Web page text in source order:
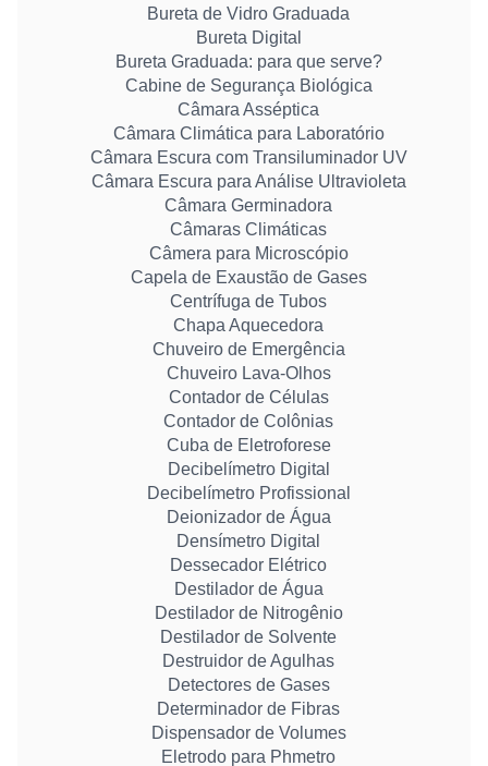
Bureta de Vidro Graduada
Bureta Digital
Bureta Graduada: para que serve?
Cabine de Segurança Biológica
Câmara Asséptica
Câmara Climática para Laboratório
Câmara Escura com Transiluminador UV
Câmara Escura para Análise Ultravioleta
Câmara Germinadora
Câmaras Climáticas
Câmera para Microscópio
Capela de Exaustão de Gases
Centrífuga de Tubos
Chapa Aquecedora
Chuveiro de Emergência
Chuveiro Lava-Olhos
Contador de Células
Contador de Colônias
Cuba de Eletroforese
Decibelímetro Digital
Decibelímetro Profissional
Deionizador de Água
Densímetro Digital
Dessecador Elétrico
Destilador de Água
Destilador de Nitrogênio
Destilador de Solvente
Destruidor de Agulhas
Detectores de Gases
Determinador de Fibras
Dispensador de Volumes
Eletrodo para Phmetro